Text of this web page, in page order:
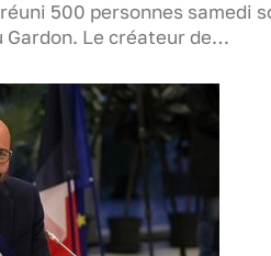
500 personnes samedi
Gardon. Le créateur de…